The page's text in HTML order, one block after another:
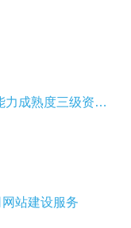
青岛圭谷荣获工信部ITSS运维服务能力成熟度三级资质证书
站建设服务